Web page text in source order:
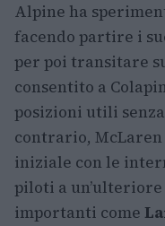
Alpine ha
facendo partire i
per poi transitare
consentito a
posizioni utili
contrario, McLaren
iniziale con le
piloti a
importanti come